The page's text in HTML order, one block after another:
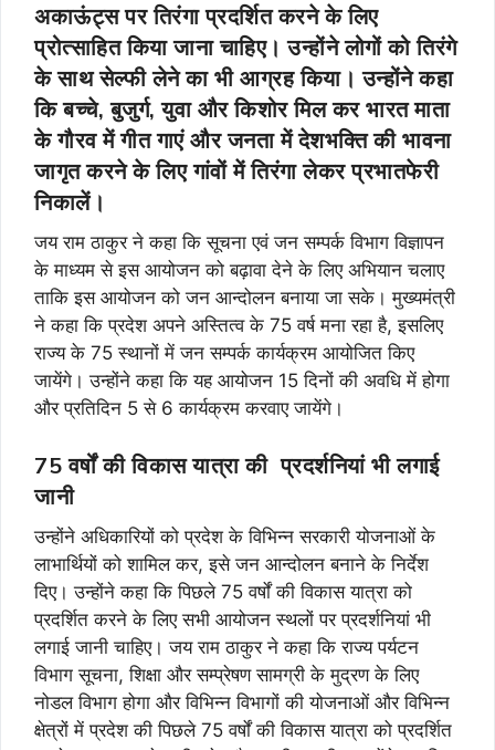
अकाऊंट्स पर तिरंगा प्रदर्शित करने के लिए
प्रोत्साहित किया जाना चाहिए। उन्होंने लोगों को तिरंगे
के साथ सेल्फी लेने का भी आग्रह किया। उन्होंने कहा
कि बच्चे, बुजुर्ग, युवा और किशोर मिल कर भारत माता
के गौरव में गीत गाएं और जनता में देशभक्ति की भावना
जागृत करने के लिए गांवों में तिरंगा लेकर प्रभातफेरी
निकालें।
जय राम ठाकुर ने कहा कि सूचना एवं जन सम्पर्क विभाग विज्ञापन
के माध्यम से इस आयोजन को बढ़ावा देने के लिए अभियान चलाए
ताकि इस आयोजन को जन आन्दोलन बनाया जा सके। मुख्यमंत्री
ने कहा कि प्रदेश अपने अस्तित्व के 75 वर्ष मना रहा है, इसलिए
राज्य के 75 स्थानों में जन सम्पर्क कार्यक्रम आयोजित किए
जायेंगे। उन्होंने कहा कि यह आयोजन 15 दिनों की अवधि में होगा
और प्रतिदिन 5 से 6 कार्यक्रम करवाए जायेंगे।
75 वर्षों की विकास यात्रा की प्रदर्शनियां भी लगाई
जानी
उन्होंने अधिकारियों को प्रदेश के विभिन्न सरकारी योजनाओं के
लाभार्थियों को शामिल कर, इसे जन आन्दोलन बनाने के निर्देश
दिए। उन्होंने कहा कि पिछले 75 वर्षों की विकास यात्रा को
प्रदर्शित करने के लिए सभी आयोजन स्थलों पर प्रदर्शनियां भी
लगाई जानी चाहिए। जय राम ठाकुर ने कहा कि राज्य पर्यटन
विभाग सूचना, शिक्षा और सम्प्रेषण सामग्री के मुद्रण के लिए
नोडल विभाग होगा और विभिन्न विभागों की योजनाओं और विभिन्न
क्षेत्रों में प्रदेश की पिछले 75 वर्षों की विकास यात्रा को प्रदर्शित